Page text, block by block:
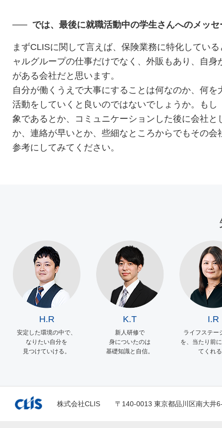
では、最後に就職活動中の学生さんへのメッ
まずCLISに関して言えば、保険業務に特化してい
ャルグループの仕事だけでなく、外販もあり、自
がある会社だと思います。
自分が働くうえで大事にすることは何なのか、何
活動をしていくと良いのではないでしょうか。も
象であるとか、コミュニケーションした後に会社
か、連絡が早いとか、些細なところからでもその
参考にしてみてください。
H.R
安定した環境の中で、
なりたい自分を
見つけていける。
K.T
新人研修で
身についたのは
基礎知識と自信。
I.R
ライフステー
を、当たり前
てくれ
株式会社CLIS 〒140-0013 東京都品川区南大井